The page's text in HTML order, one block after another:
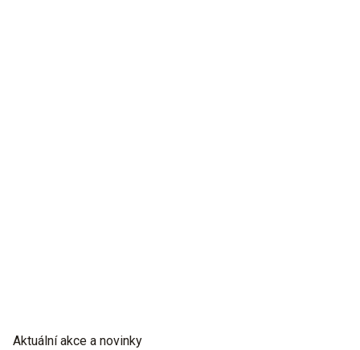
Aktuální akce a novinky